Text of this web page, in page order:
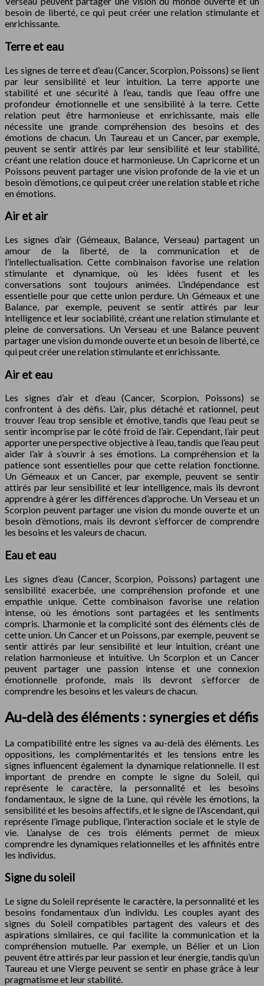
besoin de liberté, ce qui peut créer une relation stimulante et
enrichissante.
Terre et eau
Les signes de terre et d’eau (Cancer, Scorpion, Poissons) se lient
par leur sensibilité et leur intuition. La terre apporte une
stabilité et une sécurité à l’eau, tandis que l’eau offre une
profondeur émotionnelle et une sensibilité à la terre. Cette
relation peut être harmonieuse et enrichissante, mais elle
nécessite une grande compréhension des besoins et des
émotions de chacun. Un Taureau et un Cancer, par exemple,
peuvent se sentir attirés par leur sensibilité et leur stabilité,
créant une relation douce et harmonieuse. Un Capricorne et un
Poissons peuvent partager une vision profonde de la vie et un
besoin d’émotions, ce qui peut créer une relation stable et riche
en émotions.
Air et air
Les signes d’air (Gémeaux, Balance, Verseau) partagent un
amour de la liberté, de la communication et de
l’intellectualisation. Cette combinaison favorise une relation
stimulante et dynamique, où les idées fusent et les
conversations sont toujours animées. L’indépendance est
essentielle pour que cette union perdure. Un Gémeaux et une
Balance, par exemple, peuvent se sentir attirés par leur
intelligence et leur sociabilité, créant une relation stimulante et
pleine de conversations. Un Verseau et une Balance peuvent
partager une vision du monde ouverte et un besoin de liberté, ce
qui peut créer une relation stimulante et enrichissante.
Air et eau
Les signes d’air et d’eau (Cancer, Scorpion, Poissons) se
confrontent à des défis. L’air, plus détaché et rationnel, peut
trouver l’eau trop sensible et émotive, tandis que l’eau peut se
sentir incomprise par le côté froid de l’air. Cependant, l’air peut
apporter une perspective objective à l’eau, tandis que l’eau peut
aider l’air à s’ouvrir à ses émotions. La compréhension et la
patience sont essentielles pour que cette relation fonctionne.
Un Gémeaux et un Cancer, par exemple, peuvent se sentir
attirés par leur sensibilité et leur intelligence, mais ils devront
apprendre à gérer les différences d’approche. Un Verseau et un
Scorpion peuvent partager une vision du monde ouverte et un
besoin d’émotions, mais ils devront s’efforcer de comprendre
les besoins et les valeurs de chacun.
Eau et eau
Les signes d’eau (Cancer, Scorpion, Poissons) partagent une
sensibilité exacerbée, une compréhension profonde et une
empathie unique. Cette combinaison favorise une relation
intense, où les émotions sont partagées et les sentiments
compris. L’harmonie et la complicité sont des éléments clés de
cette union. Un Cancer et un Poissons, par exemple, peuvent se
sentir attirés par leur sensibilité et leur intuition, créant une
relation harmonieuse et intuitive. Un Scorpion et un Cancer
peuvent partager une passion intense et une connexion
émotionnelle profonde, mais ils devront s’efforcer de
comprendre les besoins et les valeurs de chacun.
Au-delà des éléments : synergies et défis
La compatibilité entre les signes va au-delà des éléments. Les
oppositions, les complémentarités et les tensions entre les
signes influencent également la dynamique relationnelle. Il est
important de prendre en compte le signe du Soleil, qui
représente le caractère, la personnalité et les besoins
fondamentaux, le signe de la Lune, qui révèle les émotions, la
sensibilité et les besoins affectifs, et le signe de l’Ascendant, qui
représente l’image publique, l’interaction sociale et le style de
vie. L’analyse de ces trois éléments permet de mieux
comprendre les dynamiques relationnelles et les affinités entre
les individus.
Signe du soleil
Le signe du Soleil représente le caractère, la personnalité et les
besoins fondamentaux d’un individu. Les couples ayant des
signes du Soleil compatibles partagent des valeurs et des
aspirations similaires, ce qui facilite la communication et la
compréhension mutuelle. Par exemple, un Bélier et un Lion
peuvent être attirés par leur passion et leur énergie, tandis qu’un
Taureau et une Vierge peuvent se sentir en phase grâce à leur
pragmatisme et leur stabilité.